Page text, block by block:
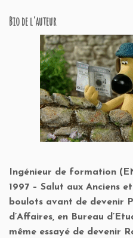
Bio de l’auteur
Ingénieur de formation
1997 – Salut aux Anciens
boulots avant de devenir
d’Affaires, en Bureau
même essayé de devenir